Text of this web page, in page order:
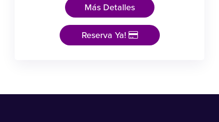
Más Detalles
Reserva Ya!